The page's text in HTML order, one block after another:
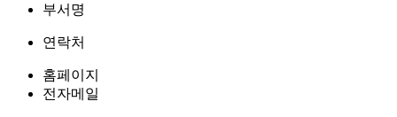
부서명
연락처
홈페이지
전자메일